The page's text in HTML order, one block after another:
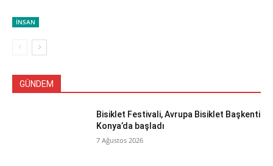
İNSAN
GÜNDEM
Bisiklet Festivali, Avrupa Bisiklet Başkenti
Konya’da başladı
7 Ağustos 2026